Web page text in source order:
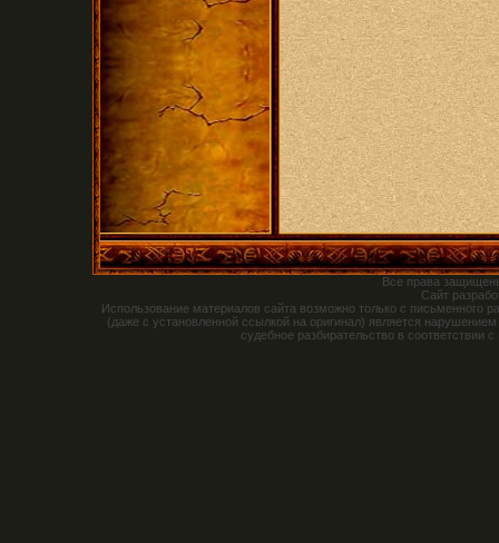
Все права
Сайт
Использование материалов сайта возможно только с письменного
(даже с установленной ссылкой на оригинал) является
судебное разбирательство в